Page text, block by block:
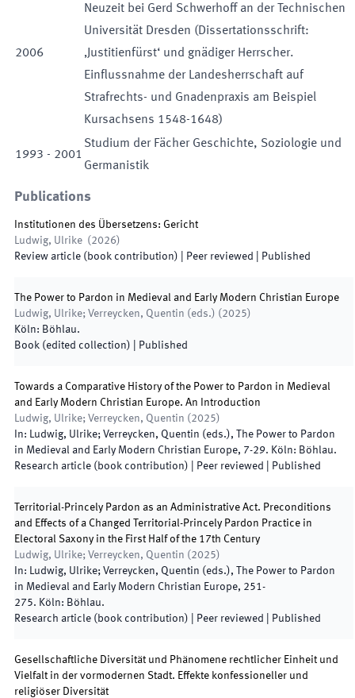
2006
Neuzeit bei Gerd Schwerhoff an der Technischen
Universität Dresden (Dissertationsschrift:
‚Justitienfürst‘ und gnädiger Herrscher.
Einflussnahme der Landesherrschaft auf
Strafrechts- und Gnadenpraxis am Beispiel
Kursachsens 1548-1648)
1993 - 2001
Studium der Fächer Geschichte, Soziologie und
Germanistik
Publications
Institutionen des Übersetzens: Gericht
Ludwig, Ulrike ( 2026)
Review article (book contribution) | Peer reviewed Published
The Power to Pardon in Medieval and Early Modern Christian Europe
Ludwig, Ulrike; Verreycken, Quentin ( eds.) ( 2025)
Köln: Böhlau.
Book (edited collection)
Published
Towards a Comparative History of the Power to Pardon in Medieval
and Early Modern Christian Europe. An Introduction
Ludwig, Ulrike; Verreycken, Quentin ( 2025)
In: Ludwig, Ulrike; Verreycken, Quentin (eds.),
The Power to Pardon
in Medieval and Early Modern Christian Europe, 7-29. Köln: Böhlau.
Research article (book contribution) | Peer reviewed Published
Territorial-Princely Pardon as an Administrative Act. Preconditions
and Effects of a Changed Territorial-Princely Pardon Practice in
Electoral Saxony in the First Half of the 17th Century
Ludwig, Ulrike; Verreycken, Quentin ( 2025)
In: Ludwig, Ulrike; Verreycken, Quentin (eds.),
The Power to Pardon
in Medieval and Early Modern Christian Europe, 251-
275. Köln: Böhlau.
Research article (book contribution) | Peer reviewed Published
Gesellschaftliche Diversität und Phänomene rechtlicher Einheit und
Vielfalt in der vormodernen Stadt. Effekte konfessioneller und
religiöser Diversität